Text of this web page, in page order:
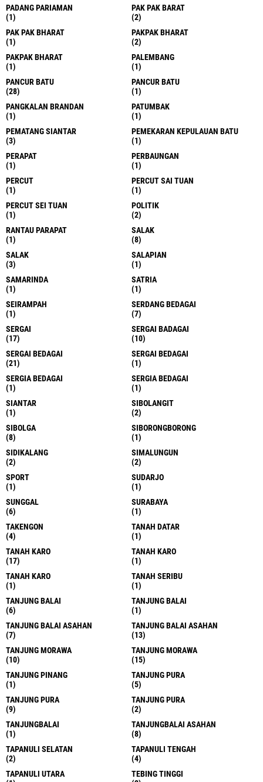
PADANG PARIAMAN
(1)
PAK PAK BARAT
(2)
PAK PAK BHARAT
(1)
PAKPAK BHARAT
(2)
PAKPAK BHARAT
(1)
PALEMBANG
(1)
PANCUR BATU
(28)
PANCUR BATU
(1)
PANGKALAN BRANDAN
(1)
PATUMBAK
(1)
PEMATANG SIANTAR
(3)
PEMEKARAN KEPULAUAN BATU
(1)
PERAPAT
(1)
PERBAUNGAN
(1)
PERCUT
(1)
PERCUT SAI TUAN
(1)
PERCUT SEI TUAN
(1)
POLITIK
(2)
RANTAU PARAPAT
(1)
SALAK
(8)
SALAK
(3)
SALAPIAN
(1)
SAMARINDA
(1)
SATRIA
(1)
SEIRAMPAH
(1)
SERDANG BEDAGAI
(7)
SERGAI
(17)
SERGAI BADAGAI
(10)
SERGAI BEDAGAI
(21)
SERGAI BEDAGAI
(1)
SERGIA BEDAGAI
(1)
SERGIA BEDAGAI
(1)
SIANTAR
(1)
SIBOLANGIT
(2)
SIBOLGA
(8)
SIBORONGBORONG
(1)
SIDIKALANG
(2)
SIMALUNGUN
(2)
SPORT
(1)
SUDARJO
(1)
SUNGGAL
(6)
SURABAYA
(1)
TAKENGON
(4)
TANAH DATAR
(1)
TANAH KARO
(17)
TANAH KARO
(1)
TANAH KARO
(1)
TANAH SERIBU
(1)
TANJUNG BALAI
(6)
TANJUNG BALAI
(1)
TANJUNG BALAI ASAHAN
(7)
TANJUNG BALAI ASAHAN
(13)
TANJUNG MORAWA
(10)
TANJUNG MORAWA
(15)
TANJUNG PINANG
(1)
TANJUNG PURA
(5)
TANJUNG PURA
(9)
TANJUNG PURA
(2)
TANJUNGBALAI
(1)
TANJUNGBALAI ASAHAN
(8)
TAPANULI SELATAN
(2)
TAPANULI TENGAH
(4)
TAPANULI UTARA
TEBING TINGGI